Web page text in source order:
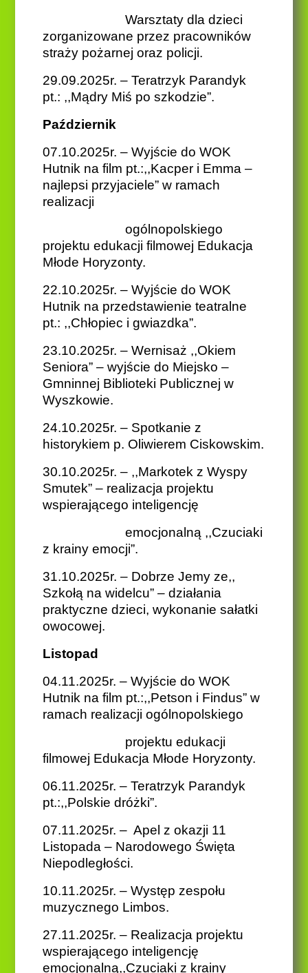
Warsztaty dla dzieci
zorganizowane przez pracowników
straży pożarnej oraz policji.
29.09.2025r. – Teratrzyk Parandyk
pt.: ,,Mądry Miś po szkodzie”.
Październik
07.10.2025r. – Wyjście do WOK
Hutnik na film pt.:,,Kacper i Emma –
najlepsi przyjaciele” w ramach
realizacji
ogólnopolskiego
projektu edukacji filmowej Edukacja
Młode Horyzonty.
22.10.2025r. – Wyjście do WOK
Hutnik na przedstawienie teatralne
pt.: ,,Chłopiec i gwiazdka”.
23.10.2025r. – Wernisaż ,,Okiem
Seniora” – wyjście do Miejsko –
Gmninnej Biblioteki Publicznej w
Wyszkowie.
24.10.2025r. – Spotkanie z
historykiem p. Oliwierem Ciskowskim.
30.10.2025r. – ,,Markotek z Wyspy
Smutek” – realizacja projektu
wspierającego inteligencję
emocjonalną ,,Czuciaki
z krainy emocji”.
31.10.2025r. – Dobrze Jemy ze,,
Szkołą na widelcu” – działania
praktyczne dzieci, wykonanie sałatki
owocowej.
Listopad
04.11.2025r. – Wyjście do WOK
Hutnik na film pt.:,,Petson i Findus” w
ramach realizacji ogólnopolskiego
projektu edukacji
filmowej Edukacja Młode Horyzonty.
06.11.2025r. – Teratrzyk Parandyk
pt.:,,Polskie dróżki”.
07.11.2025r. – Apel z okazji 11
Listopada – Narodowego Święta
Niepodległości.
10.11.2025r. – Występ zespołu
muzycznego Limbos.
27.11.2025r. – Realizacja projektu
wspierającego inteligencję
emocjonalną,,Czuciaki z krainy